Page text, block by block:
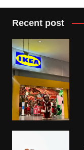
Recent post